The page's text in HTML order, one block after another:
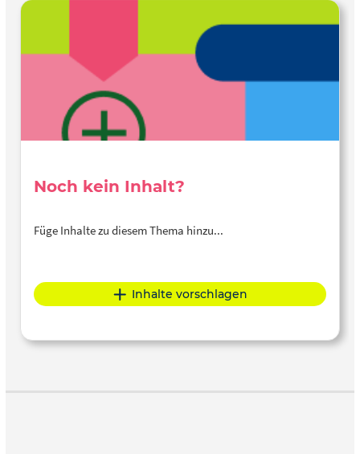
Noch kein Inhalt?
Füge Inhalte zu diesem Thema hinzu...
Inhalte vorschlagen